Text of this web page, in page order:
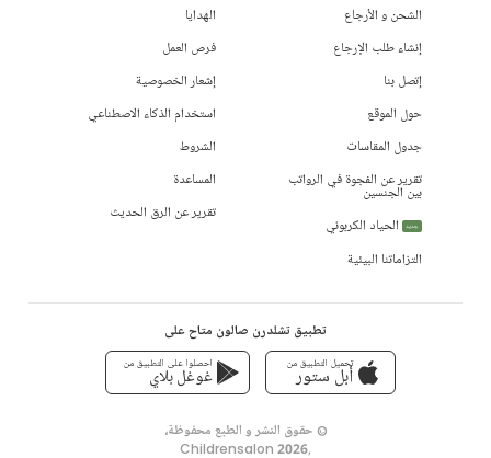
الشحن و الأرجاع
إنشاء طلب الإرجاع
إتصل بنا
حول الموقع
جدول المقاسات
تقرير عن الفجوة في الرواتب
بين الجنسين
جديد
الحياد الكربوني
التزاماتنا البيئية
الهدايا
فرص العمل
إشعار الخصوصية
استخدام الذكاء الاصطناعي
الشروط
المساعدة
تقرير عن الرق الحديث
تطبيق تشلدرن صالون متاح على
تحميل التطبيق من
أبل ستور
احصلوا على التطبيق من
غوغل بلاي
© حقوق النشر و الطبع محفوظة،
,
Childrensalon 2026